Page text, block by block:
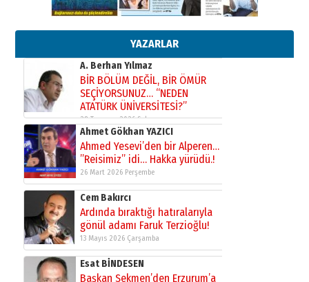
YAZARLAR
26 Mart 2026 Perşembe
Cem Bakırcı
Ardında bıraktığı hatıralarıyla
gönül adamı Faruk Terzioğlu!
13 Mayıs 2026 Çarşamba
Esat BİNDESEN
Başkan Sekmen’den Erzurum’a
bir vizyon proje daha!
02 Ağustos 2026 Pazar
Kadir SABUNCUOĞLU
Erzurumspor’un köşe taşları
29 Haziran 2026 Pazartesi
Kenan GÜLERCİ
Murat Şahsuvaroğlu ERKON’da
çıtayı yukarı taşırken,
yönetimdekiler aşağı